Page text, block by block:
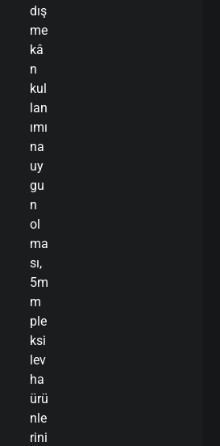
dış
me
kâ
n
kul
lan
ımı
na
uy
gu
n
ol
ma
sı,
5m
m
ple
ksi
lev
ha
ürü
nle
rini